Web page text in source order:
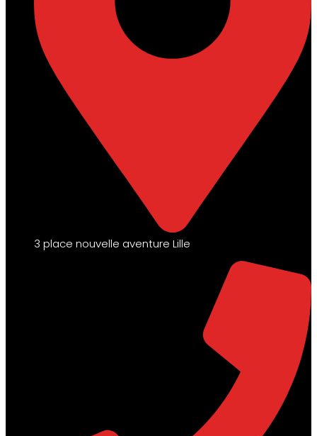
3 place nouvelle aventure Lille